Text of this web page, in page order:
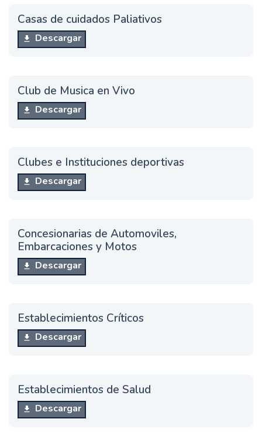
Casas de cuidados Paliativos
Descargar
Club de Musica en Vivo
Descargar
Clubes e Instituciones deportivas
Descargar
Concesionarias de Automoviles,
Embarcaciones y Motos
Descargar
Establecimientos Críticos
Descargar
Establecimientos de Salud
Descargar